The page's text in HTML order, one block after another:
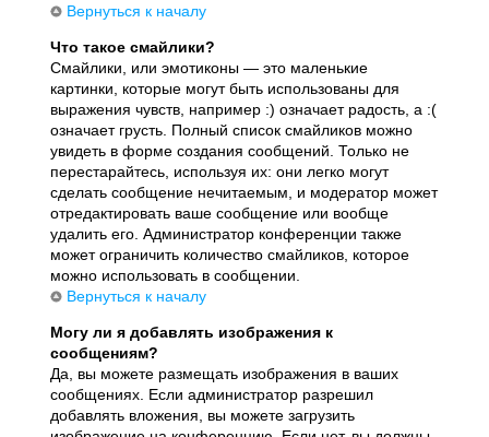
Вернуться к началу
Что такое смайлики?
Смайлики, или эмотиконы — это маленькие
картинки, которые могут быть использованы для
выражения чувств, например :) означает радость, а :(
означает грусть. Полный список смайликов можно
увидеть в форме создания сообщений. Только не
перестарайтесь, используя их: они легко могут
сделать сообщение нечитаемым, и модератор может
отредактировать ваше сообщение или вообще
удалить его. Администратор конференции также
может ограничить количество смайликов, которое
можно использовать в сообщении.
Вернуться к началу
Могу ли я добавлять изображения к
сообщениям?
Да, вы можете размещать изображения в ваших
сообщениях. Если администратор разрешил
добавлять вложения, вы можете загрузить